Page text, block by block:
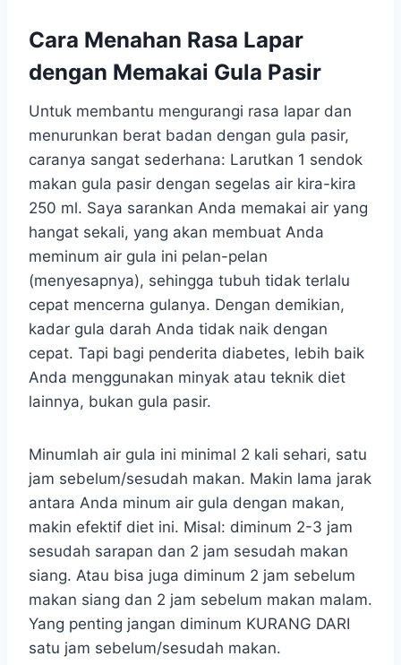
Cara Menahan Rasa Lapar
dengan Memakai Gula Pasir
Untuk membantu mengurangi rasa lapar dan
menurunkan berat badan dengan gula pasir,
caranya sangat sederhana: Larutkan 1 sendok
makan gula pasir dengan segelas air kira-kira
250 ml. Saya sarankan Anda memakai air yang
hangat sekali, yang akan membuat Anda
meminum air gula ini pelan-pelan
(menyesapnya), sehingga tubuh tidak terlalu
cepat mencerna gulanya. Dengan demikian,
kadar gula darah Anda tidak naik dengan
cepat. Tapi bagi penderita diabetes, lebih baik
Anda menggunakan minyak atau teknik diet
lainnya, bukan gula pasir.
Minumlah air gula ini minimal 2 kali sehari, satu
jam sebelum/sesudah makan. Makin lama jarak
antara Anda minum air gula dengan makan,
makin efektif diet ini. Misal: diminum 2-3 jam
sesudah sarapan dan 2 jam sesudah makan
siang. Atau bisa juga diminum 2 jam sebelum
makan siang dan 2 jam sebelum makan malam.
Yang penting jangan diminum KURANG DARI
satu jam sebelum/sesudah makan.